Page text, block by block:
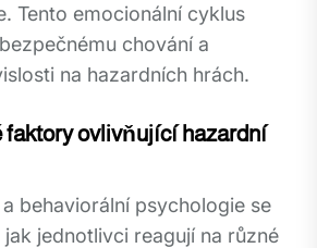
Tento emocionální cyklus
chování a
na hazardních hrách.
faktory ovlivňující hazardní
behaviorální psychologie se
jednotlivci reagují na různé